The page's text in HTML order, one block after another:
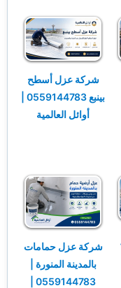
شركة عزل أسطح
بينبع 0559144783 |
أوائل العالمية
شركة عزل حمامات
بالمدينة المنورة |
0559144783 |